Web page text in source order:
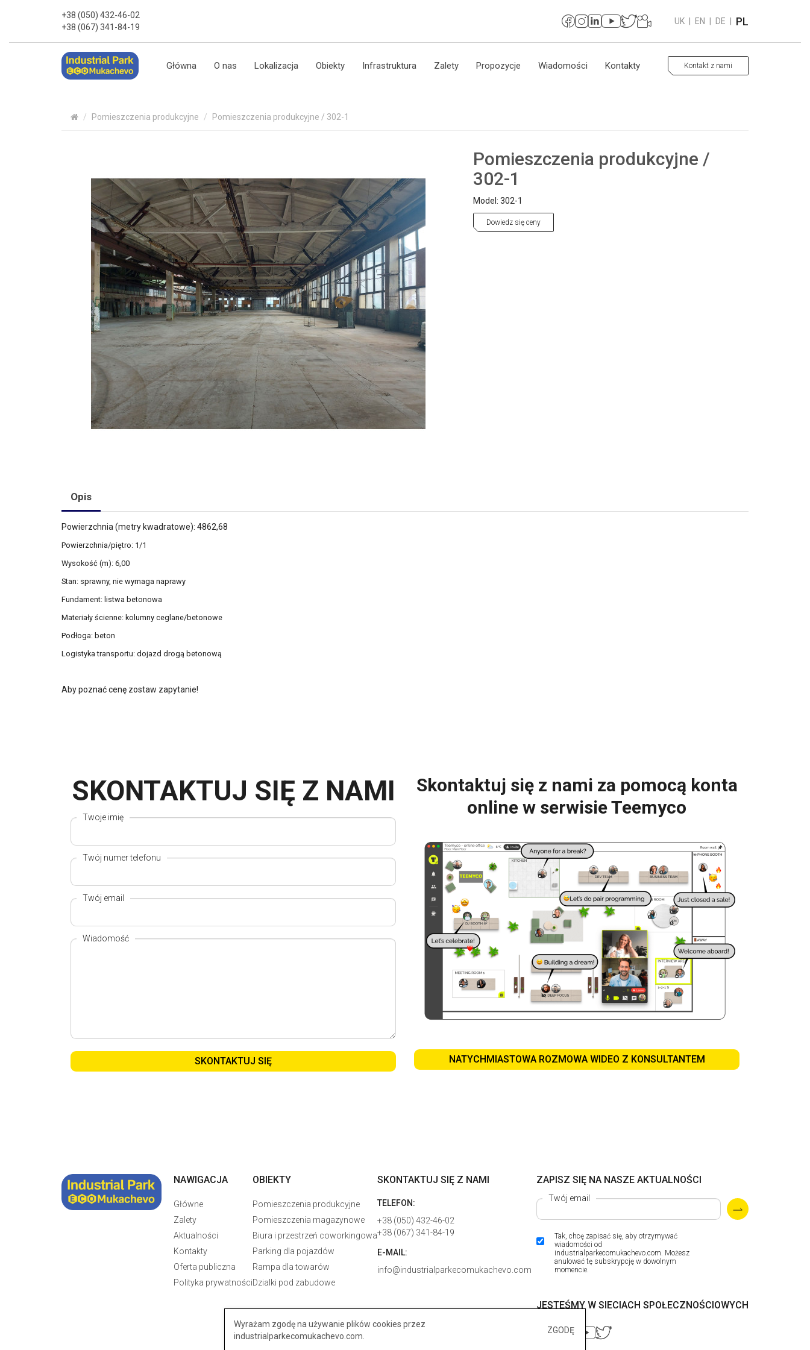
+38 (050) 432-46-02
+38 (067) 341-84-19
UK EN DE PL
Główna O nas Lokalizacja Obiekty Infrastruktura Zalety Propozycje Wiadomości Kontakty Kontakt z nami
Pomieszczenia produkcyjne Pomieszczenia produkcyjne / 302-1
Pomieszczenia produkcyjne /
302-1
Model: 302-1
Dowiedz się ceny
Opis
Powierzchnia (metry kwadratowe): 4862,68
Powierzchnia/piętro: 1/1
Wysokość (m): 6,00
Stan: sprawny, nie wymaga naprawy
Fundament: listwa betonowa
Materiały ścienne: kolumny ceglane/betonowe
Podłoga: beton
Logistyka transportu: dojazd drogą betonową
Aby poznać cenę zostaw zapytanie!
SKONTAKTUJ SIĘ Z NAMI
Twoje imię
Twój numer telefonu
Twój email
Wiadomość
SKONTAKTUJ SIĘ
Skontaktuj się z nami za pomocą konta
online w serwisie Teemyco
NATYCHMIASTOWA ROZMOWA WIDEO Z KONSULTANTEM
NAWIGACJA
Główne
Zalety
Aktualności
Kontakty
Oferta publiczna
Polityka prywatności
OBIEKTY
Pomieszczenia produkcyjne
Pomieszczenia magazynowe
Biura i przestrzeń coworkingowa
Parking dla pojazdów
Rampa dla towarów
Dzialki pod zabudowe
SKONTAKTUJ SIĘ Z NAMI
TELEFON:
+38 (050) 432-46-02
+38 (067) 341-84-19
E-MAIL:
info@industrialparkecomukachevo.com
ZAPISZ SIĘ NA NASZE AKTUALNOŚCI
Twój email
Tak, chcę zapisać się, aby otrzymywać
wiadomości od
industrialparkecomukachevo.com. Możesz
anulować tę subskrypcję w dowolnym
momencie.
JESTEŚMY W SIECIACH SPOŁECZNOŚCIOWYCH
Wyrażam zgodę na używanie plików cookies przez
industrialparkecomukachevo.com.
ZGODĘ